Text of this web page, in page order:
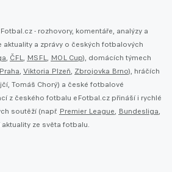
- rozhovory, komentáře, analýzy a
aktuality a zprávy o českých fotbalových
, ČFL, MSFL, MOL Cup), domácích týmech
, Viktoria Plzeň, Zbrojovka Brno), hráčích
Tomáš Chorý) a české fotbalové
z českého fotbalu eFotbal.cz přináší i rychlé
soutěží (např. Premier League, Bundesliga,
ze světa fotbalu.